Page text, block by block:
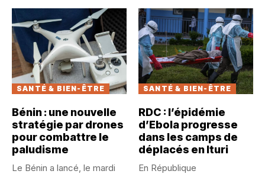
SANTÉ & BIEN-ÊTRE
Bénin : une nouvelle
stratégie par drones
pour combattre le
paludisme
Le Bénin a lancé, le mardi
SANTÉ & BIEN-ÊTRE
RDC : l’épidémie
d’Ebola progresse
dans les camps de
déplacés en Ituri
En République